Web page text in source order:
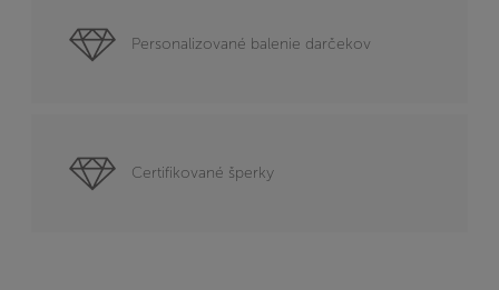
Personalizované balenie darčekov
Certifikované šperky